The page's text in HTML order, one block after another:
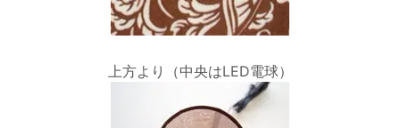
上方より（中央はLED電球）